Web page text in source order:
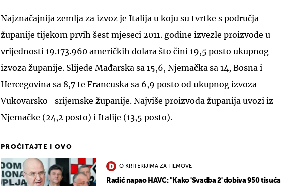
Najznačajnija zemlja za izvoz je Italija u koju su tvrtke s područja
županije tijekom prvih šest mjeseci 2011. godine izvezle proizvode u
vrijednosti 19.173.960 američkih dolara što čini 19,5 posto ukupnog
izvoza županije. Slijede Mađarska sa 15,6, Njemačka sa 14, Bosna i
Hercegovina sa 8,7 te Francuska sa 6,9 posto od ukupnog izvoza
Vukovarsko -srijemske županije. Najviše proizvoda županija uvozi iz
Njemačke (24,2 posto) i Italije (13,5 posto).
PROČITAJTE I OVO
O KRITERIJIMA ZA FILMOVE
Radić napao HAVC: "Kako 'Svadba 2' dobiva 950 tisuća